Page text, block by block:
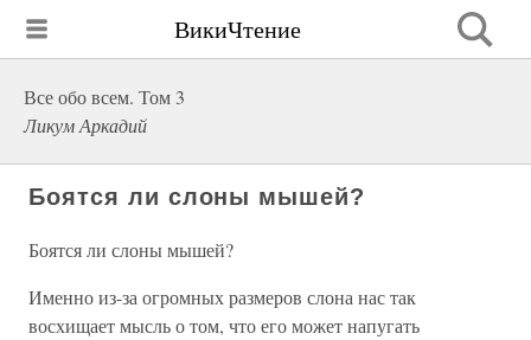
ВикиЧтение
Все обо всем. Том 3
Ликум Аркадий
Боятся ли слоны мышей?
Боятся ли слоны мышей?
Именно из-за огромных размеров слона нас так
восхищает мысль о том, что его может напугать